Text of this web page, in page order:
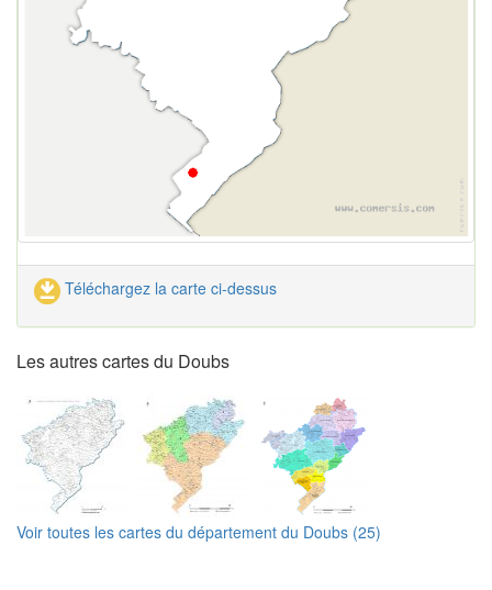
Téléchargez la carte ci-dessus
Les autres cartes du Doubs
Voir toutes les cartes du département du Doubs (25)